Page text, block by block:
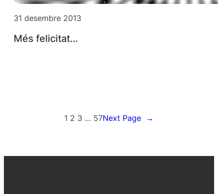
31 desembre 2013
Més felicitat…
1 2 3 … 57Next Page →